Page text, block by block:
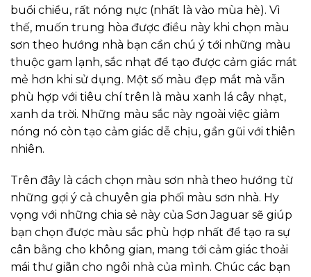
buổi chiều, rất nóng nực (nhất là vào mùa hè). Vì
thế, muốn trung hòa được điều này khi chọn màu
sơn theo hướng nhà bạn cần chú ý tới những màu
thuộc gam lạnh, sắc nhạt để tạo được cảm giác mát
mẻ hơn khi sử dụng. Một số màu đẹp mắt mà vẫn
phù hợp với tiêu chí trên là màu xanh lá cây nhạt,
xanh da trời. Những màu sắc này ngoài việc giảm
nóng nó còn tạo cảm giác dễ chịu, gần gũi với thiên
nhiên.
Trên đây là cách chọn màu sơn nhà theo hướng từ
những gợi ý cả chuyên gia phối màu sơn nhà. Hy
vọng với những chia sẻ này của Sơn Jaguar sẽ giúp
bạn chọn được màu sắc phù hợp nhất để tạo ra sự
cân bằng cho không gian, mang tới cảm giác thoải
mái thư giãn cho ngôi nhà của mình. Chúc các bạn